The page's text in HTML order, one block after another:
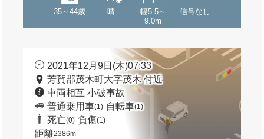
35～44歳 晴
幅5.5～
9.0m
信号なし
2021年12月9日(木)07:33
芳賀郡茂木町大字茂木 付近
車両相互 小破事故
普通乗用車(1) 自転車(1)
死亡(0) 負傷(1)
距離2386m